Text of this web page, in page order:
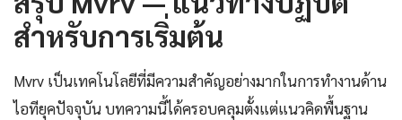
สำหรับการเริ่มต้น
Mvrv เป็นเทคโนโลยีที่มีความสำคัญอย่างมากในการทำงานด้าน
ไอทียุคปัจจุบัน บทความนี้ได้ครอบคลุมตั้งแต่แนวคิดพื้นฐาน